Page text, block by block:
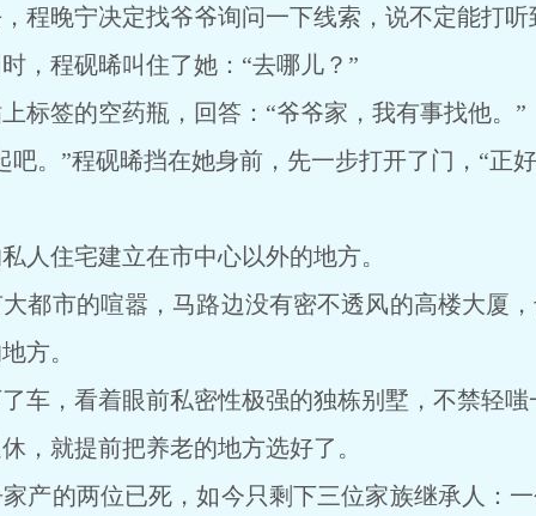
晚宁决定找爷爷询问一下线索，说不定能打听
程砚晞叫住了她：“去哪儿？”
签的空药瓶，回答：“爷爷家，我有事找他。”
。”程砚晞挡在她身前，先一步打开了门，“正
住宅建立在市中心以外的地方。
市的喧嚣，马路边没有密不透风的高楼大厦，
方。
，看着眼前私密性极强的独栋别墅，不禁轻嗤
就提前把养老的地方选好了。
的两位已死，如今只剩下三位家族继承人：一